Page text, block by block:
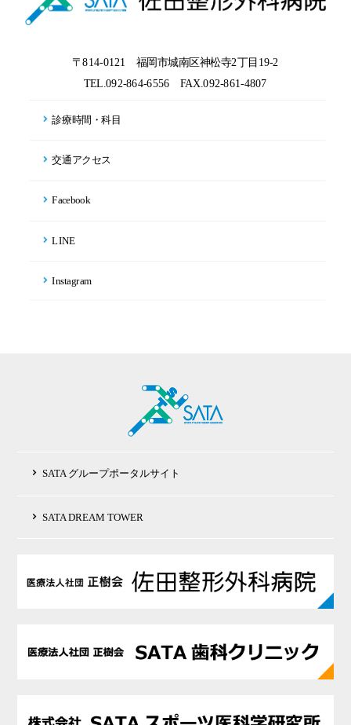
〒814-0121 福岡市城南区神松寺2丁目19-2
TEL.092-864-6556 FAX.092-861-4807
診療時間・科目
交通アクセス
Facebook
LINE
Instagram
SATA グループポータルサイト
SATA DREAM TOWER